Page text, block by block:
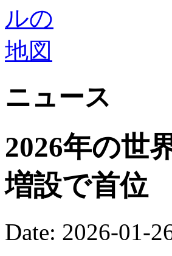
ニュース
2026年の世
増設で首位
Date: 2026-01-